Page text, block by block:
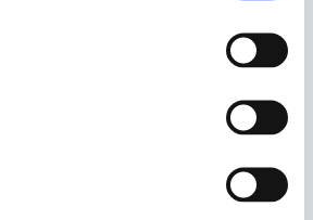
Problem Isn't Magento: It's